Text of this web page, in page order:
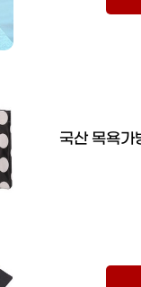
국산 목욕가